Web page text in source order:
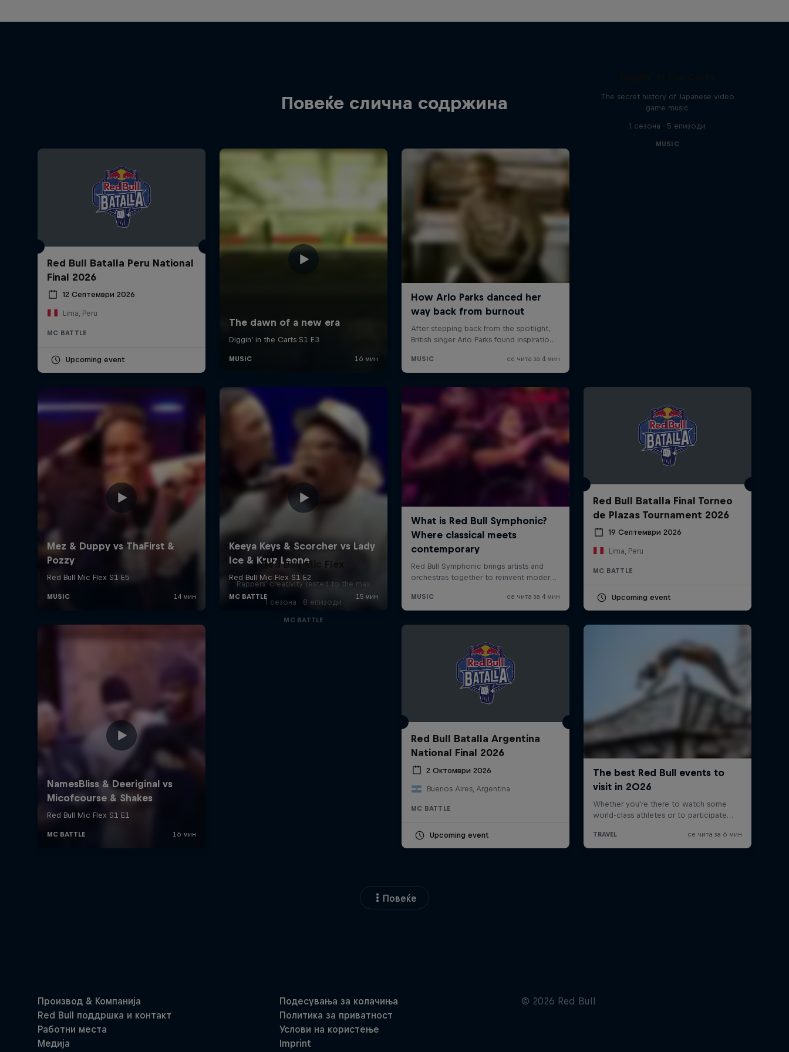
Повеќе слична содржина
Red Bull Batalla Peru National
Final 2026
12 Септември 2026
Lima, Peru
MC BATTLE
Upcoming event
The secret history of Japanese video
game music
1 сезона · 5 епизоди
MUSIC
Red Bull Batalla Final Torneo
de Plazas Tournament 2026
19 Септември 2026
Lima, Peru
MC BATTLE
Upcoming event
Red Bull Mic Flex
Rappers' creativity tested to the max
1 сезона · 8 епизоди
MC BATTLE
Red Bull Batalla Argentina
National Final 2026
2 Октомври 2026
Buenos Aires, Argentina
MC BATTLE
Upcoming event
Повеќе